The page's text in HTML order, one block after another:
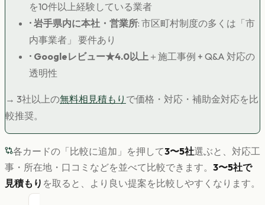
を10件以上経験している業者
• 岩手県内に本社・営業所: 市区町村制度の多くは「市
内事業者」 要件あり
• Googleレビュー★4.0以上 ＋施工事例 + Q&A 対応の
透明性
→ 3社以上の無料相見積もり で価格・対応・補助金対応を比
較推奨。
各カードの「比較に追加」を押して3〜5社選ぶと、対応工
事・所在地・口コミなどを並べて比較できます。 3〜5社で
見積もり を取ると、より良い提案を比較しやすくなります。